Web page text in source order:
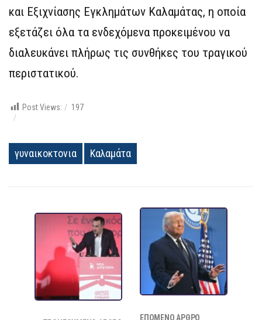
και Εξιχνίασης Εγκλημάτων Καλαμάτας, η οποία
εξετάζει όλα τα ενδεχόμενα προκειμένου να
διαλευκάνει πλήρως τις συνθήκες του τραγικού
περιστατικού.
Post Views: 197
γυναικοκτονια Καλαμάτα
ΕΠΌΜΕΝΟ ΆΡΘΡΟ